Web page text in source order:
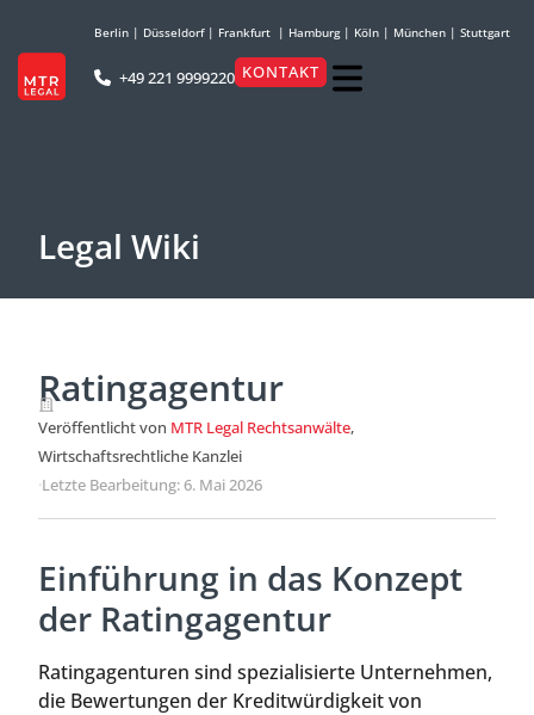
Berlin | Düsseldorf| Frankfurt | Hamburg| Köln | München | Stuttgart
+49 221 9999220 KONTAKT
Legal Wiki
Ratingagentur
Veröffentlicht von MTR Legal Rechtsanwälte,
Wirtschaftsrechtliche Kanzlei
·Letzte Bearbeitung: 6. Mai 2026
Einführung in das Konzept
der Ratingagentur
Ratingagenturen sind spezialisierte Unternehmen,
die Bewertungen der Kreditwürdigkeit von